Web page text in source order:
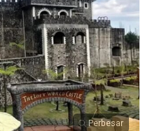
Perbesar